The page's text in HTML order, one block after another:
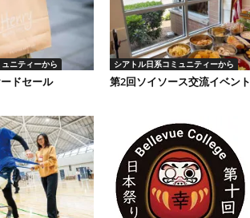
ニティーから
ドセール
シアトル日系コミュニティーから
第2回ソイソース交流イベント